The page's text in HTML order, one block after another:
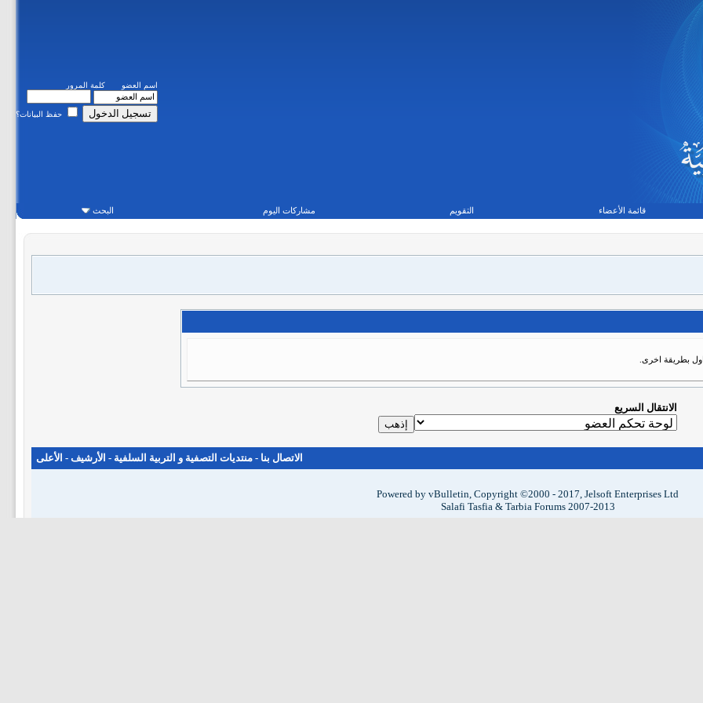
اسم العضو كلمة المرور
حفظ البيانات؟
قائمة الأعضاء التقويم مشاركات اليوم البحث
بطريقة اخرى.
الانتقال السريع
الاتصال بنا - منتديات التصفية و التربية السلفية - الأرشيف - الأعلى
Powered by vBulletin, Copyright ©2000 - 2017, Jelsoft Enterprises Ltd
Salafi Tasfia & Tarbia Forums 2007-2013